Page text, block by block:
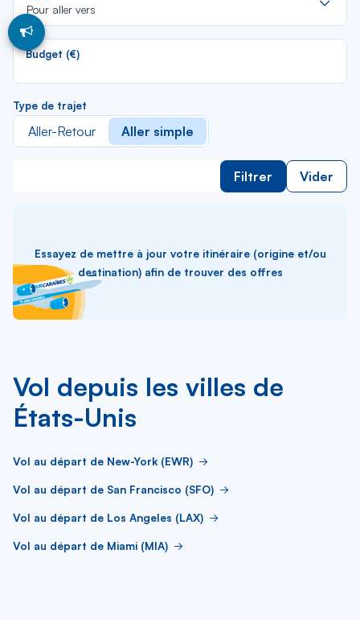
Pour aller vers
Budget (€)
Type de trajet
Aller-Retour Aller simple
Filtrer Vider
Essayez de mettre à jour votre itinéraire (origine et/ou
destination) afin de trouver des offres
Vol depuis les villes de
États-Unis
Vol au départ de New-York (EWR)
Vol au départ de San Francisco (SFO)
Vol au départ de Los Angeles (LAX)
Vol au départ de Miami (MIA)